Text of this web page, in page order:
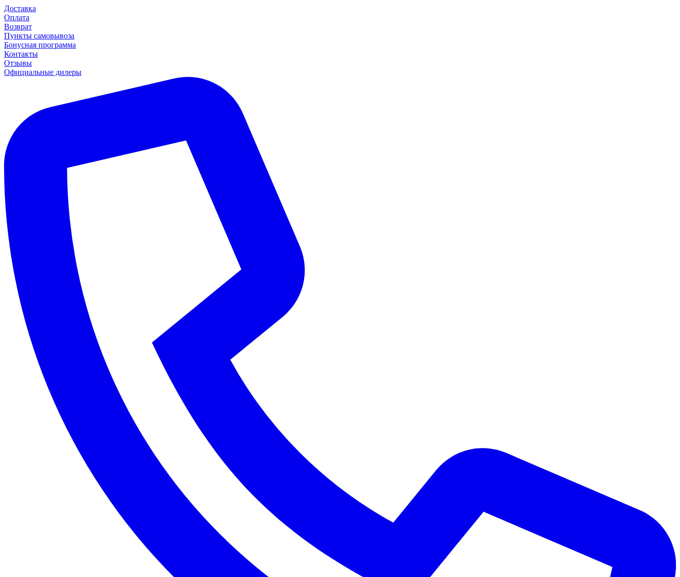
Доставка
Оплата
Возврат
Пункты самовывоза
Бонусная программа
Контакты
Отзывы
Официальные дилеры